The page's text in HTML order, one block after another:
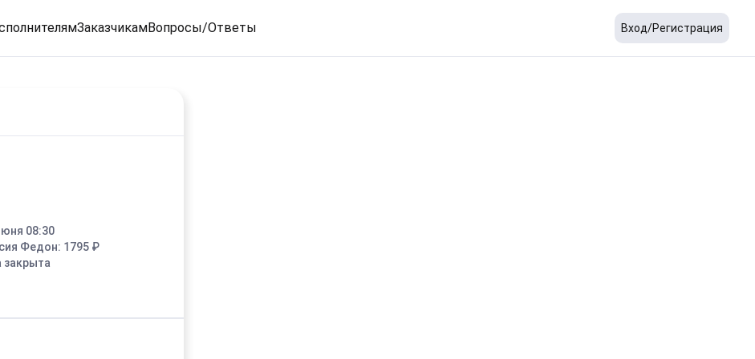
ЗаказчикамВопросы/Ответы Вход/Регистрация
08:30
Федон: 1795 ₽
закрыта